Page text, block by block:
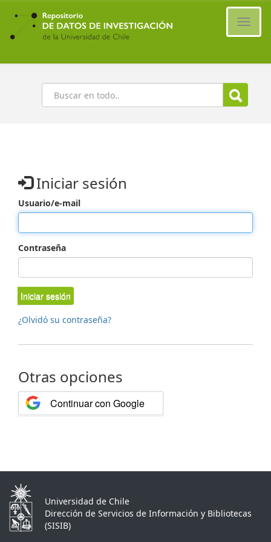
Ir
contenido
principal
Buscar
Iniciar sesión
Usuario/e-mail
Contraseña
Iniciar sesión
¿Olvidó su contraseña?
Otras opciones
Continuar con Google
Universidad de Chile
Dirección de Servicios de Información y Bibliotecas
(SISIB)